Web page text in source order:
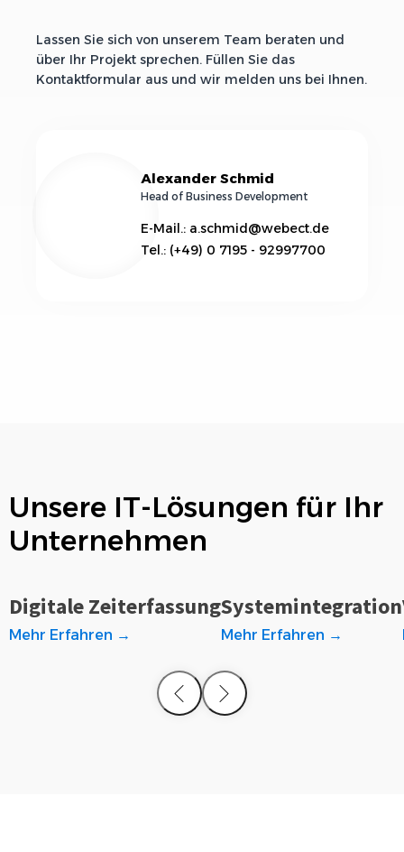
Lassen Sie sich von unserem Team beraten und
über Ihr Projekt sprechen. Füllen Sie das
Kontaktformular aus und wir melden uns bei Ihnen.
Alexander Schmid
Head of Business Development
E-Mail.: a.schmid@webect.de
Tel.: (+49) 0 7195 - 92997700
Unsere IT-Lösungen für Ihr
Unternehmen
Digitale Zeiterfassung
Mehr Erfahren →
Systemintegration
Mehr Erfahren →